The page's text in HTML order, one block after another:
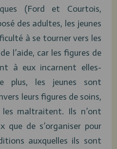
(Ford et Courtois,
des adultes, les jeunes
à se tourner vers les
l’aide, car les figures de
à eux incarnent elles-
plus, les jeunes sont
leurs figures de soins,
les maltraitent. Ils n’ont
que de s’organiser pour
auxquelles ils sont